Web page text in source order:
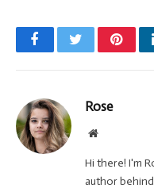
FacebookTwitter
Rose
Website
Hi there! I'm
author